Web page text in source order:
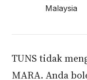
Malaysia
TUNS tidak
MARA. Anda